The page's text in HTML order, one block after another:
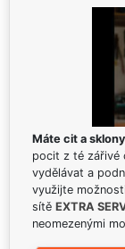
Máte cit a
pocit z té zářivé
vydělávat a
využijte
sítě EXTRA
neomezenými